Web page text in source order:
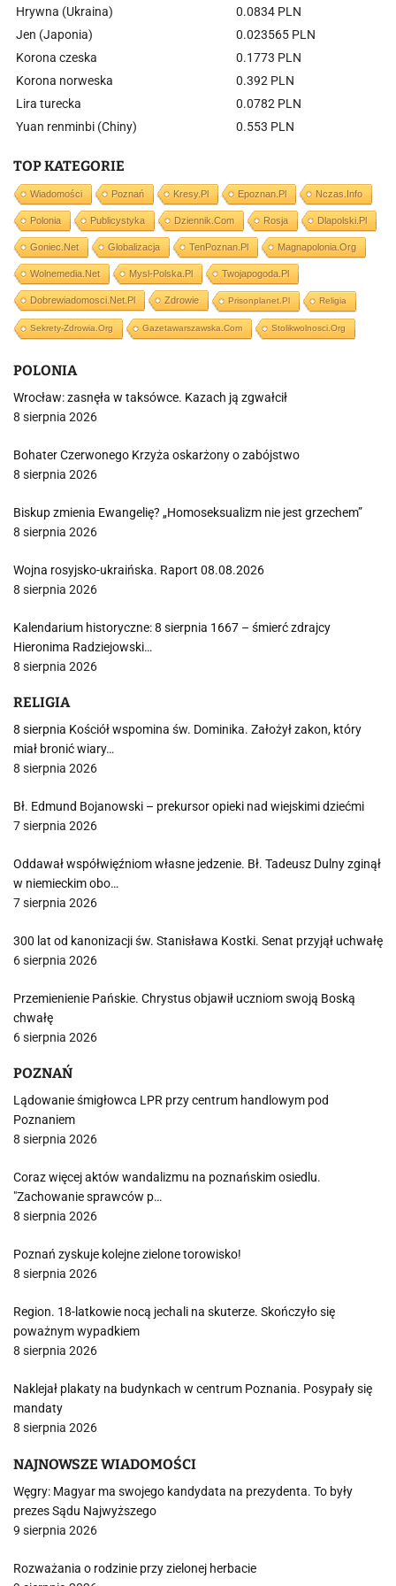
Hrywna (Ukraina)
0.0834 PLN
Jen (Japonia)
0.023565 PLN
Korona czeska
0.1773 PLN
Korona norweska
0.392 PLN
Lira turecka
0.0782 PLN
Yuan renminbi (Chiny)
0.553 PLN
TOP KATEGORIE
Wiadomości Poznań Kresy.pl Epoznan.pl Nczas.info
Polonia Publicystyka Dziennik.com Rosja Dlapolski.pl
Goniec.net Globalizacja TenPoznan.pl Magnapolonia.org
Wolnemedia.net Mysl-Polska.pl Twojapogoda.pl
Dobrewiadomosci.net.pl Zdrowie Prisonplanet.pl Religia
Sekrety-Zdrowia.org Gazetawarszawska.com Stolikwolnosci.org
POLONIA
Wrocław: zasnęła w taksówce. Kazach ją zgwałcił
8 sierpnia 2026
Bohater Czerwonego Krzyża oskarżony o zabójstwo
8 sierpnia 2026
Biskup zmienia Ewangelię? „Homoseksualizm nie jest grzechem”
8 sierpnia 2026
Wojna rosyjsko-ukraińska. Raport 08.08.2026
8 sierpnia 2026
Kalendarium historyczne: 8 sierpnia 1667 – śmierć zdrajcy
Hieronima Radziejowski…
8 sierpnia 2026
RELIGIA
8 sierpnia Kościół wspomina św. Dominika. Założył zakon, który
miał bronić wiary…
8 sierpnia 2026
Bł. Edmund Bojanowski – prekursor opieki nad wiejskimi dziećmi
7 sierpnia 2026
Oddawał współwięźniom własne jedzenie. Bł. Tadeusz Dulny zginął
w niemieckim obo…
7 sierpnia 2026
300 lat od kanonizacji św. Stanisława Kostki. Senat przyjął uchwałę
6 sierpnia 2026
Przemienienie Pańskie. Chrystus objawił uczniom swoją Boską
chwałę
6 sierpnia 2026
POZNAŃ
Lądowanie śmigłowca LPR przy centrum handlowym pod
Poznaniem
8 sierpnia 2026
Coraz więcej aktów wandalizmu na poznańskim osiedlu.
"Zachowanie sprawców p…
8 sierpnia 2026
Poznań zyskuje kolejne zielone torowisko!
8 sierpnia 2026
Region. 18-latkowie nocą jechali na skuterze. Skończyło się
poważnym wypadkiem
8 sierpnia 2026
Naklejał plakaty na budynkach w centrum Poznania. Posypały się
mandaty
8 sierpnia 2026
NAJNOWSZE WIADOMOŚCI
Węgry: Magyar ma swojego kandydata na prezydenta. To były
prezes Sądu Najwyższego
9 sierpnia 2026
Rozważania o rodzinie przy zielonej herbacie